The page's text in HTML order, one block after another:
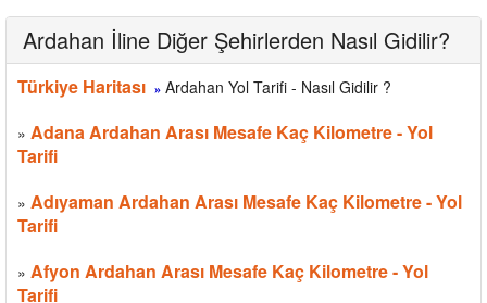
Ardahan İline Diğer Şehirlerden Nasıl Gidilir?
Türkiye Haritası » Ardahan Yol Tarifi - Nasıl Gidilir ?
» Adana Ardahan Arası Mesafe Kaç Kilometre - Yol
Tarifi
» Adıyaman Ardahan Arası Mesafe Kaç Kilometre - Yol
Tarifi
» Afyon Ardahan Arası Mesafe Kaç Kilometre - Yol
Tarifi